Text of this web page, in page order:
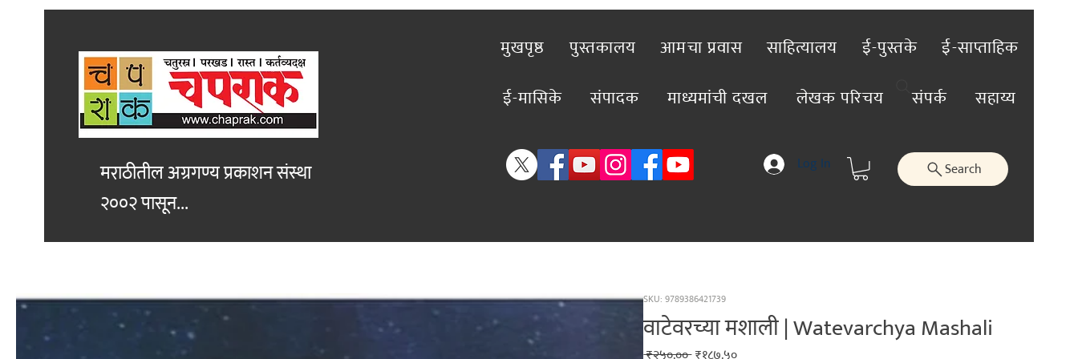
मराठीतील अग्रगण्य प्रकाशनसंस्था
२००२ पासून...
मुखपृष्ठ पुस्तकालय आमचा प्रवास साहित्यालय ई-पुस्तके
ई-साप्ताहिक
ई-मासिके
संपादक माध्यमांची दखल लेखक परिचय संपर्क सहाय्य
Log In Search
SKU: 9789386421739
वाटेवरच्या मशाली | Watevarchya Mashali
RegularSale